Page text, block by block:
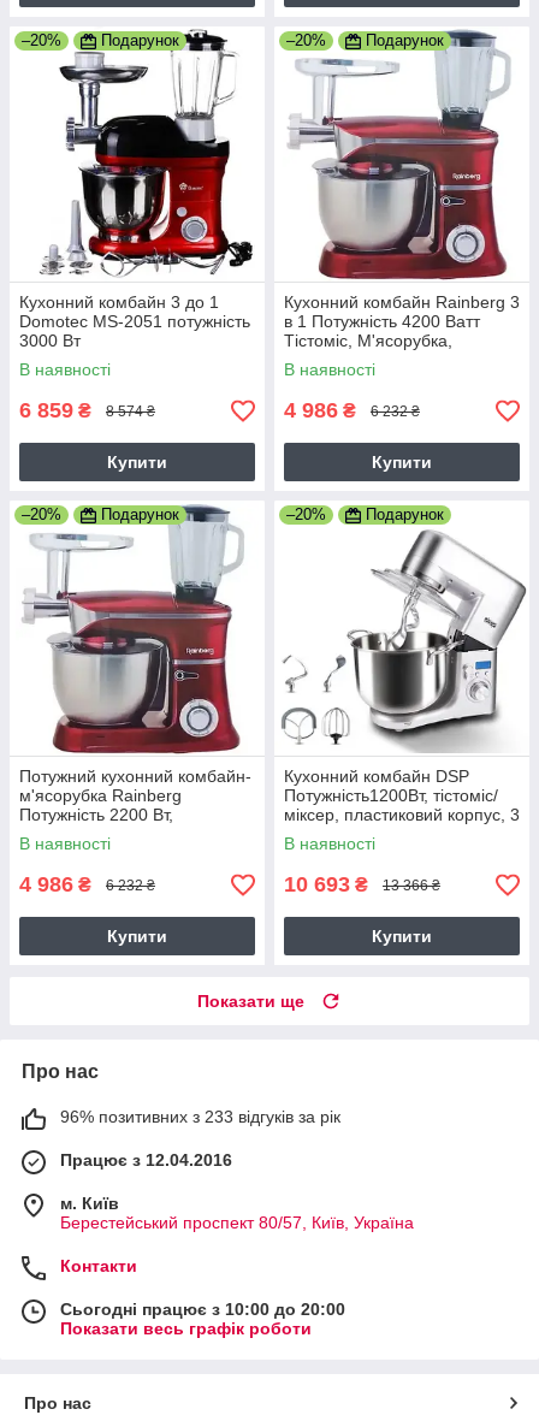
–20% Подарунок
Кухонний комбайн 3 до 1
Domotec MS-2051 потужність
3000 Вт
В наявності
6 859 ₴ 8 574 ₴
Купити
–20% Подарунок
Кухонний комбайн Rainberg 3
в 1 Потужність 4200 Ватт
Тістоміс, М'ясорубка,
Блендер Міксер RB-8080
Червоний
В наявності
4 986 ₴ 6 232 ₴
Купити
–20% Подарунок
Потужний кухонний комбайн-
м'ясорубка Rainberg
Потужність 2200 Вт,
металевий, тестоміс,
червоний (RB-8080)
В наявності
4 986 ₴ 6 232 ₴
Купити
–20% Подарунок
Кухонний комбайн DSP
Потужність1200Вт, тістоміс/
міксер, пластиковий корпус, 3
насадки, сріблястий
(KM3032)
В наявності
10 693 ₴ 13 366 ₴
Купити
Показати ще
Про нас
96% позитивних з 233 відгуків за рік
Працює з 12.04.2016
м. Київ
Берестейський проспект 80/57, Київ, Україна
Контакти
Сьогодні працює з 10:00 до 20:00
Показати весь графік роботи
Про нас